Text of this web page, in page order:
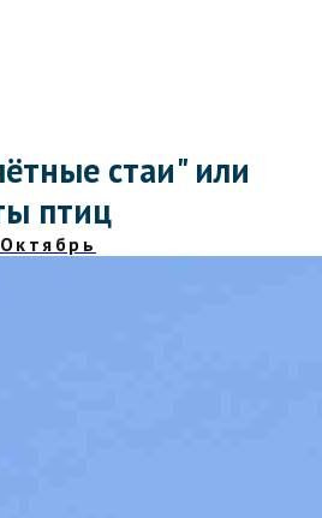
стаи" или
птиц